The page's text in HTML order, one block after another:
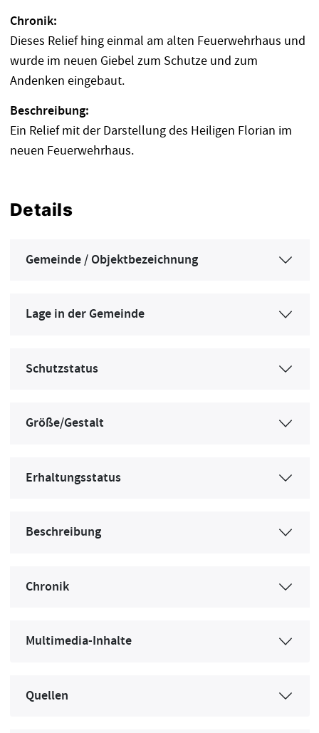
Chronik:
Dieses Relief hing einmal am alten Feuerwehrhaus und
wurde im neuen Giebel zum Schutze und zum
Andenken eingebaut.
Beschreibung:
Ein Relief mit der Darstellung des Heiligen Florian im
neuen Feuerwehrhaus.
Details
Gemeinde / Objektbezeichnung
Lage in der Gemeinde
Schutzstatus
Größe/Gestalt
Erhaltungsstatus
Beschreibung
Chronik
Multimedia-Inhalte
Quellen